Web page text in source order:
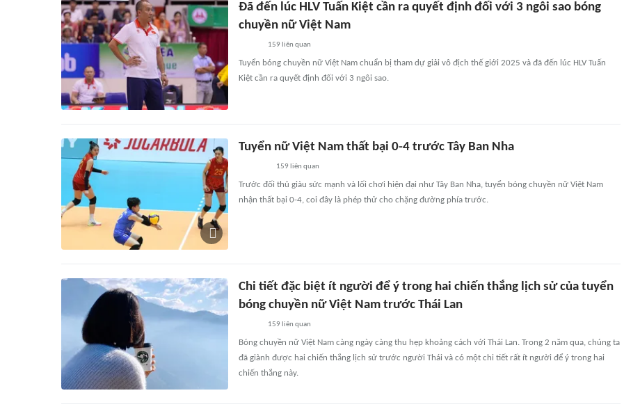
Đã đến lúc HLV Tuấn Kiệt cần ra quyết định đối với 3 ngôi sao bóng
chuyền nữ Việt Nam
159 liên quan
Tuyển bóng chuyền nữ Việt Nam chuẩn bị tham dự giải vô địch thế giới 2025 và đã đến lúc HLV Tuấn
Kiệt cần ra quyết định đối với 3 ngôi sao.
Tuyển nữ Việt Nam thất bại 0-4 trước Tây Ban Nha
159 liên quan
Trước đối thủ giàu sức mạnh và lối chơi hiện đại như Tây Ban Nha, tuyển bóng chuyền nữ Việt Nam
nhận thất bại 0-4, coi đây là phép thử cho chặng đường phía trước.
Chi tiết đặc biệt ít người để ý trong hai chiến thắng lịch sử của tuyển
bóng chuyền nữ Việt Nam trước Thái Lan
159 liên quan
Bóng chuyền nữ Việt Nam càng ngày càng thu hẹp khoảng cách với Thái Lan. Trong 2 năm qua, chúng ta
đã giành được hai chiến thắng lịch sử trước người Thái và có một chi tiết rất ít người để ý trong hai
chiến thắng này.